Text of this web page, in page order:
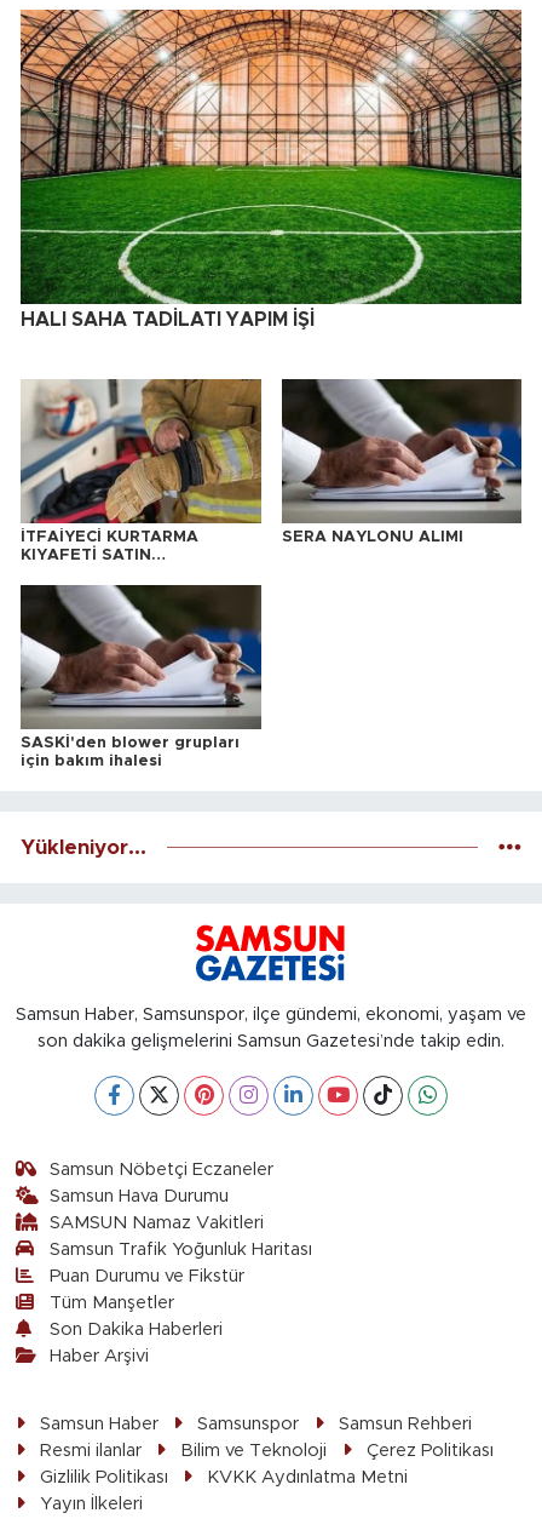
HALI SAHA TADİLATI YAPIM İŞİ
İTFAİYECİ KURTARMA
KIYAFETİ SATIN
SERA NAYLONU ALIMI
SASKİ'den blower grupları
için bakım ihalesi
Yükleniyor...
Samsun Haber, Samsunspor, ilçe gündemi, ekonomi, yaşam ve
son dakika gelişmelerini Samsun Gazetesi’nde takip edin.
Samsun Nöbetçi Eczaneler
Samsun Hava Durumu
SAMSUN Namaz Vakitleri
Samsun Trafik Yoğunluk Haritası
Puan Durumu ve Fikstür
Tüm Manşetler
Son Dakika Haberleri
Haber Arşivi
Samsun Haber Samsunspor
Samsun Rehberi
Resmi ilanlar
Bilim ve Teknoloji
Çerez Politikası
Gizlilik Politikası
KVKK Aydınlatma Metni
Yayın İlkeleri